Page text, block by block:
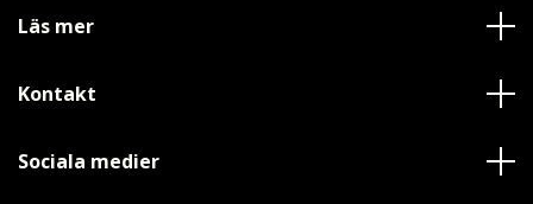
Läs mer
Kontakt
Sociala medier